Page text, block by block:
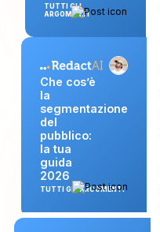
TUTTI GLI
ARGOMENTI
Che cos’è
la
segmentazione
del
pubblico:
la tua
guida
2026
TUTTI GLI ARGOMENTI